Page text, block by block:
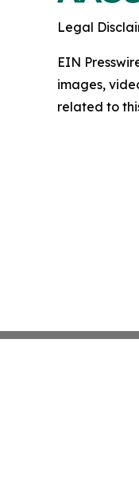
Legal
EIN
images,
related to